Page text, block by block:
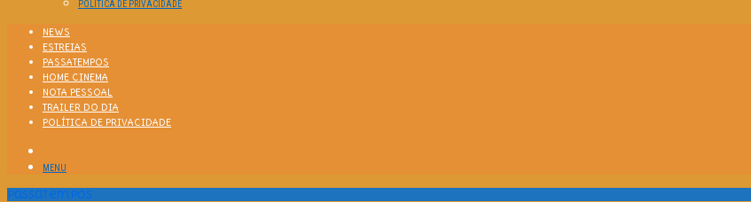
POLÍTICA DE PRIVACIDADE
NEWS
ESTREIAS
PASSATEMPOS
HOME CINEMA
NOTA PESSOAL
TRAILER DO DIA
POLÍTICA DE PRIVACIDADE
MENU
Passatempos